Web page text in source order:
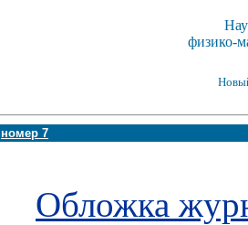
физико-
номер 7
Обложка